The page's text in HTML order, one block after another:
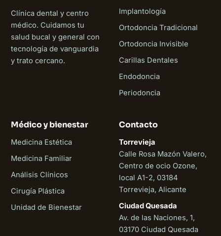
Clínica dental y centro
médico. Cuidamos tu
salud bucal y general con
tecnología de vanguardia
y trato cercano.
Implantología
Ortodoncia Tradicional
Ortodoncia Invisible
Carillas Dentales
Endodoncia
Periodoncia
Médico y bienestar
Medicina Estética
Medicina Familiar
Análisis Clínicos
Cirugía Plástica
Unidad de Bienestar
Contacto
Torrevieja
Calle Rosa Mazón Valero,
Centro de ocio Ozone,
local A1-2, 03184
Torrevieja, Alicante
Ciudad Quesada
Av. de las Naciones, 1,
03170 Ciudad Quesada